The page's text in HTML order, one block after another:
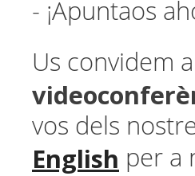
- ¡Apuntaos
Us convidem
vos dels
English per a